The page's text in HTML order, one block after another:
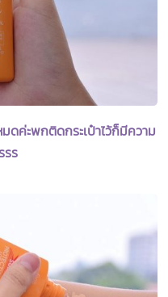
ค่ะพกติดกระเป๋าไว้ก็มีความ
รร